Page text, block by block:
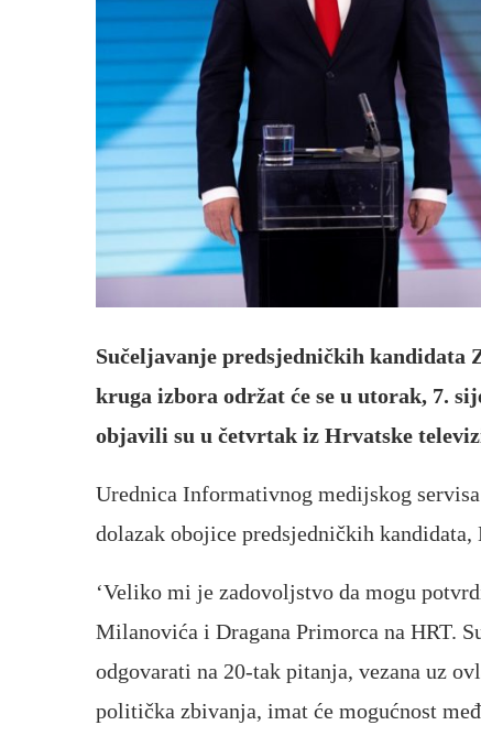
Sučeljavanje predsjedničkih kandidata
kruga izbora održat će se u utorak, 7.
objavili su u četvrtak iz Hrvatske
Urednica Informativnog medijskog
dolazak obojice predsjedničkih
‘Veliko mi je zadovoljstvo da mogu
Milanovića i Dragana Primorca na HRT.
odgovarati na 20-tak pitanja, vezana uz
politička zbivanja, imat će mogućnost